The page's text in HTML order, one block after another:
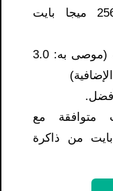
256 ميجا بايت
1.5 جيجابايت (موصى به: 3.0
متوافقة مع
بايت من ذاكرة